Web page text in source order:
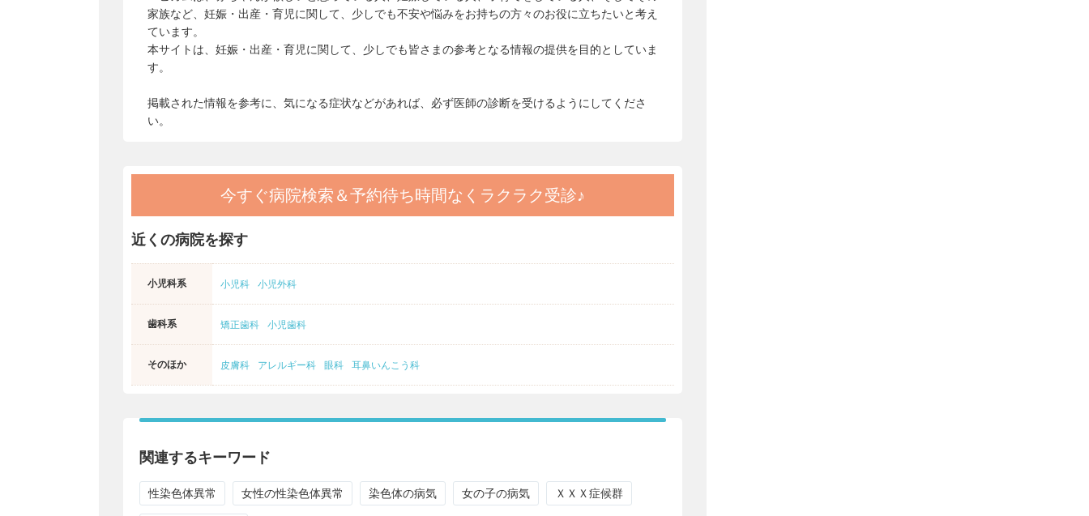
家族など、妊娠・出産・育児に関して、少しでも不安や悩みをお持ちの方々のお役に立ちたいと考え
ています。
本サイトは、妊娠・出産・育児に関して、少しでも皆さまの参考となる情報の提供を目的としていま
す。
掲載された情報を参考に、気になる症状などがあれば、必ず医師の診断を受けるようにしてくださ
い。
今すぐ病院検索＆予約待ち時間なくラクラク受診♪
近くの病院を探す
小児科系 小児科 小児外科
歯科系 矯正歯科 小児歯科
そのほか 皮膚科 アレルギー科 眼科 耳鼻いんこう科
関連するキーワード
性染色体異常 女性の性染色体異常 染色体の病気 女の子の病気 ＸＸＸ症候群